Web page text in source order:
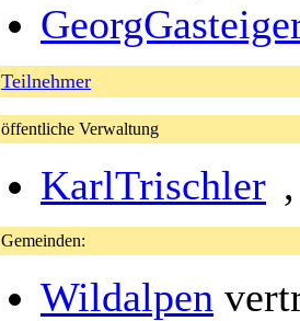
Teilnehmer
öffentliche Verwaltung
KarlTrischler
Gemeinden:
Wildalpen